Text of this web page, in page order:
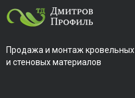
Продажа и монтаж кровельных
и стеновых материалов